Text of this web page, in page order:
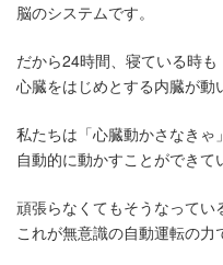
脳のシステムです。
だから24時間、寝ている時も
心臓をはじめとする内臓が動
私たちは「心臓動かさなきゃ
自動的に動かすことができて
頑張らなくてもそうなってい
これが無意識の自動運転の力